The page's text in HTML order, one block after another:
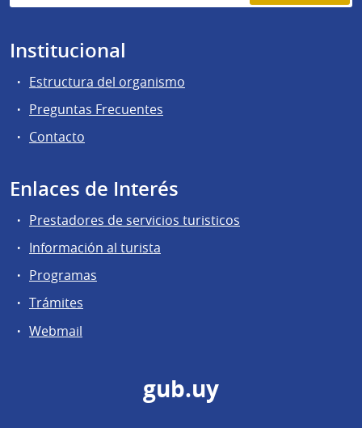
Institucional
Estructura del organismo
Preguntas Frecuentes
Contacto
Enlaces de Interés
Prestadores de servicios turisticos
Información al turista
Programas
Trámites
Webmail
gub.uy